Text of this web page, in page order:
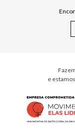
Cuidados Casa
e